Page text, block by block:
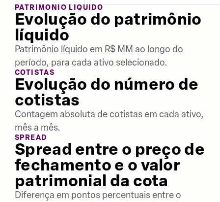
PATRIMÔNIO LÍQUIDO
Evolução do patrimônio
líquido
Patrimônio líquido em R$ MM ao longo do
período, para cada ativo selecionado.
COTISTAS
Evolução do número de
cotistas
Contagem absoluta de cotistas em cada ativo,
mês a mês.
SPREAD
Spread entre o preço de
fechamento e o valor
patrimonial da cota
Diferença em pontos percentuais entre o